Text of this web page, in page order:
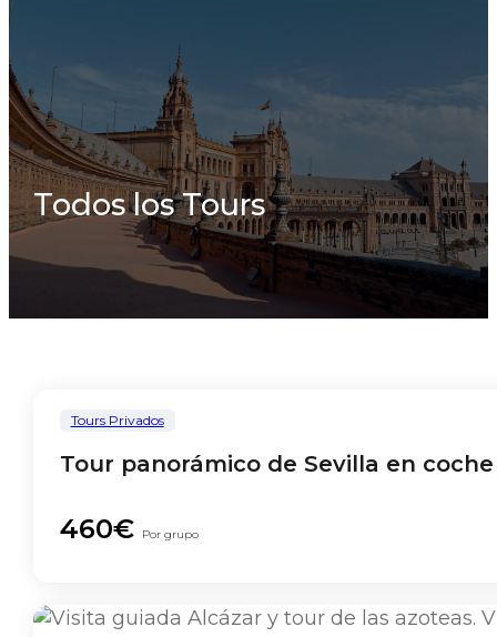
Todos los Tours
Tours Privados
Tour panorámico de Sevilla en coche
460€ Por grupo